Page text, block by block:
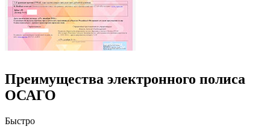
Преимущества электронного полиса
ОСАГО
Быстро